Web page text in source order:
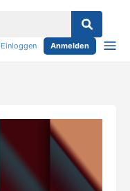
Einloggen Anmelden